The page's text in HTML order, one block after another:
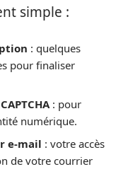
simple :
: quelques
pour finaliser
: pour
numérique.
e-mail : votre accès
de votre courrier